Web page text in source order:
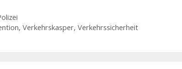
, Verkehrskasper, Verkehrssicherheit